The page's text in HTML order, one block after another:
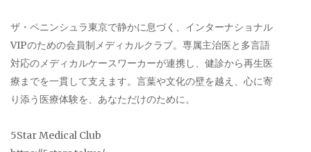
ザ・ペニンシュラ東京で静かに息づく、インターナショナル
VIPのための会員制メディカルクラブ。専属主治医と多言語
対応のメディカルケースワーカーが連携し、健診から再生医
療までを一貫して支えます。言葉や文化の壁を越え、心に寄
り添う医療体験を、あなただけのために。
5Star Medical Club